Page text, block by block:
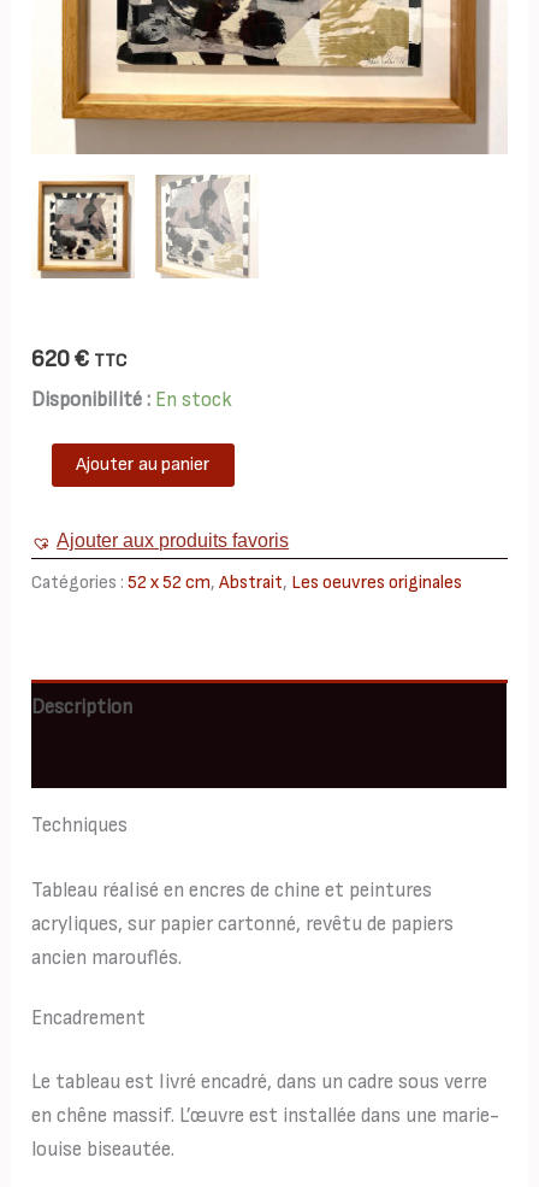
620€ TTC
Disponibilité : En stock
quantité
52x52
Ajouter au panier
Ajouter aux produits favoris
Catégories :52 x 52 cm,Abstrait, Les oeuvres originales
Description
Techniques
Tableau réalisé en encres de chine et peintures
acryliques, sur papier cartonné, revêtu de papiers
ancien marouflés.
Encadrement
Le tableau est livré encadré, dans un cadre sous verre
en chêne massif. L’œuvre est installée dans une marie-
louise biseautée.